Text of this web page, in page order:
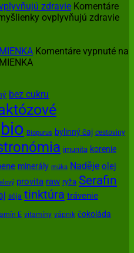
zdravie Komentáre
ovplyvňujú zdravie
Komentáre vypnuté na
bez cukru
bio Biopurus bylinný čaj cestoviny
imunita korenie
minerály múka Naděje olej
provita raw ryža Serafin
sója tinktúra trávenie
E vitamíny vápnik čokoláda